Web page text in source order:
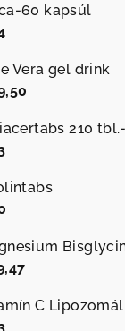
60 kapsúl
Vera gel drink